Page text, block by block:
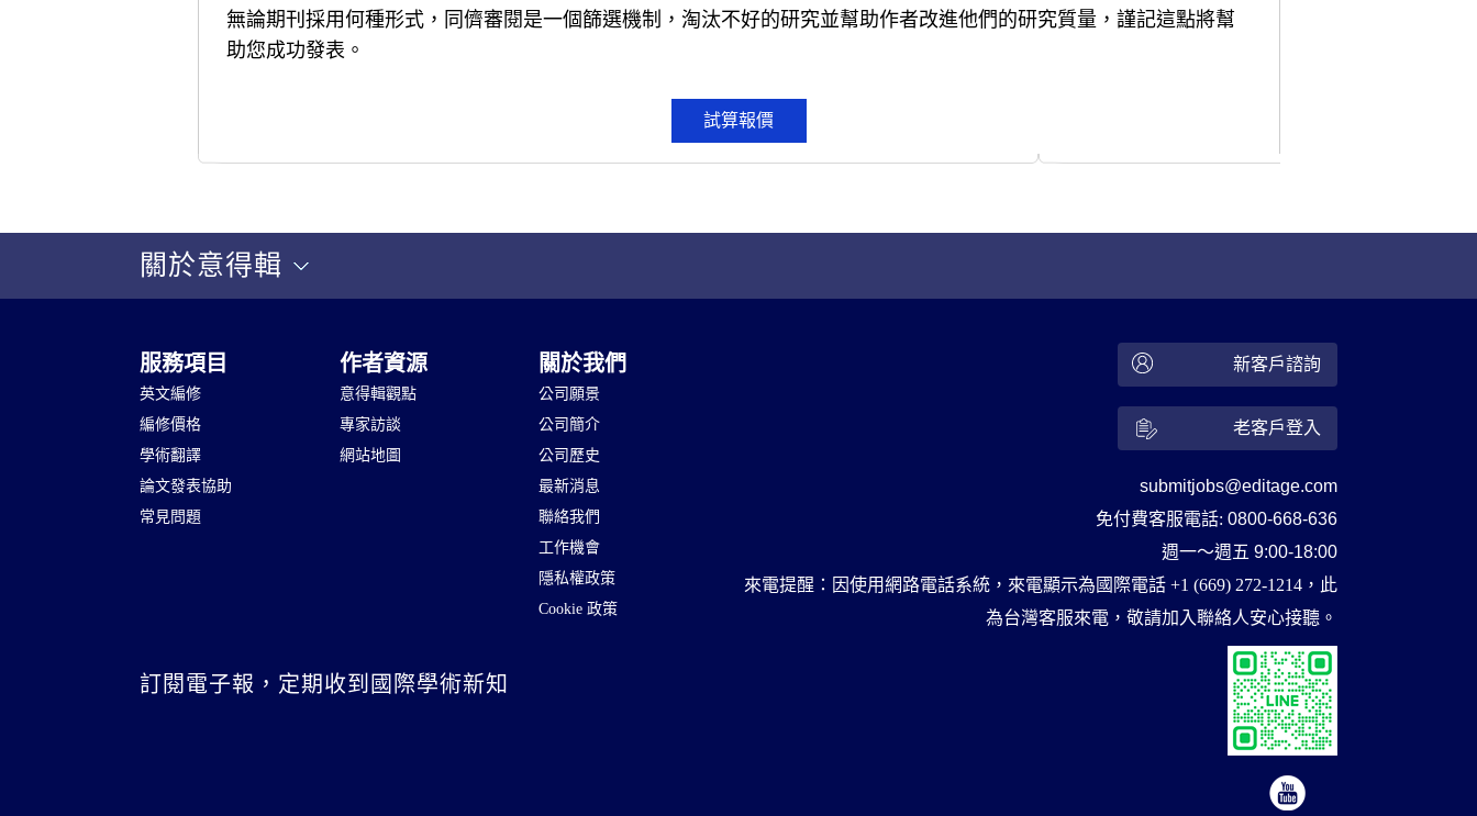
無論期刊採用何種形式，同儕審閱是一個篩選機制，淘汰不好的研究並幫助作者改進他們的研究質量，謹記這點將幫
助您成功發表。
試算報價
關於意得輯
服務項目
英文編修
編修價格
學術翻譯
論文發表協助
常見問題
作者資源
意得輯觀點
專家訪談
網站地圖
關於我們
公司願景
公司簡介
公司歷史
最新消息
聯絡我們
工作機會
隱私權政策
Cookie 政策
新客戶諮詢
老客戶登入
submitjobs@editage.com
免付費客服電話: 0800-668-636
週一～週五 9:00-18:00
來電提醒：因使用網路電話系統，來電顯示為國際電話 +1 (669) 272-1214，此
為台灣客服來電，敬請加入聯絡人安心接聽。
訂閱電子報，定期收到國際學術新知